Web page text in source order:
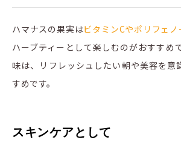
ハマナスの果実はビタミンCやポリフェ
ハーブティーとして楽しむのがおすすめ
味は、リフレッシュしたい朝や美容を意
すめです。
スキンケアとして